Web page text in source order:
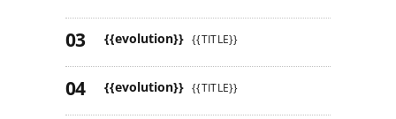
{{evolution}} {{TITLE}}
{{evolution}} {{TITLE}}